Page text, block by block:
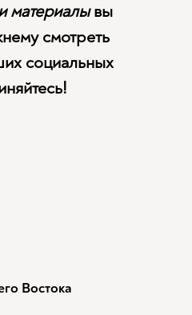
материалывы
смотреть
социальных
Востока